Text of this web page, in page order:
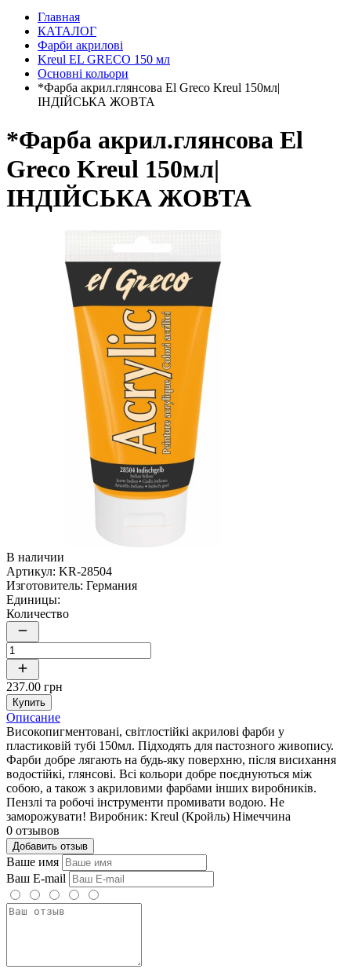
Главная
КАТАЛОГ
Фарби акрилові
Kreul EL GRECO 150 мл
Основні кольори
*Фарба акрил.глянсова El Greco Kreul 150мл|
ІНДІЙСЬКА ЖОВТА
*Фарба акрил.глянсова El
Greco Kreul 150мл|
ІНДІЙСЬКА ЖОВТА
В наличии
Артикул: KR-28504
Изготовитель: Германия
Единицы:
Количество
237.00 грн
Купить
Описание
Високопигментовані, світлостійкі акрилові фарби у
пластиковій тубі 150мл. Підходять для пастозного живопису.
Фарби добре лягають на будь-яку поверхню, після висихання
водостійкі, глянсові. Всі кольори добре поєднуються між
собою, а також з акриловими фарбами інших виробників.
Пензлі та робочі інструменти промивати водою. Не
заморожувати! Виробник: Kreul (Кройль) Німеччина
0 отзывов
Добавить отзыв
Ваше имя
Ваш E-mail